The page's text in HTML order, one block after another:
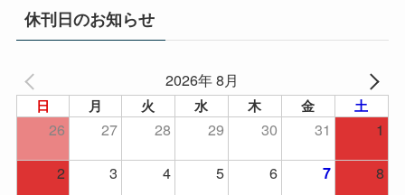
イ
ブ
休刊日のお知らせ
2026年 8月
日 月 火 水 木 金 土
26 27 28 29 30 31
1
2
3 4 5 6 7
8